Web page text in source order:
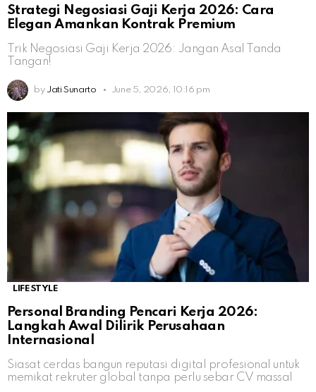
Strategi Negosiasi Gaji Kerja 2026: Cara
Elegan Amankan Kontrak Premium
Trik Negosiasi Gaji Kerja 2026: Jangan Asal Tanda
Tangan!
by Jati Sunarto June 5, 2026, 10:16 pm
LIFESTYLE
Personal Branding Pencari Kerja 2026:
Langkah Awal Dilirik Perusahaan
Internasional
Siasat cerdas bangun reputasi digital profesional untuk
memikat rekruter global tanpa perlu sebar CV massal